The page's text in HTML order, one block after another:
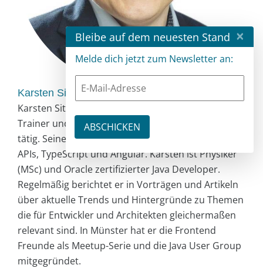
Karsten Sitterberg
Karsten Sitterberg ist als freiberuflicher Entwickler,
Trainer und Berater für Webtechnologien und Java
tätig. Seine Schwerpunkte liegen im Bereich HTTP
APIs, TypeScript und Angular. Karsten ist Physiker
(MSc) und Oracle zertifizierter Java Developer.
Regelmäßig berichtet er in Vorträgen und Artikeln
über aktuelle Trends und Hintergründe zu Themen
die für Entwickler und Architekten gleichermaßen
relevant sind. In Münster hat er die Frontend
Freunde als Meetup-Serie und die Java User Group
mitgegründet.
Bleibe auf dem neuesten Stand ×
Melde dich jetzt zum Newsletter an: